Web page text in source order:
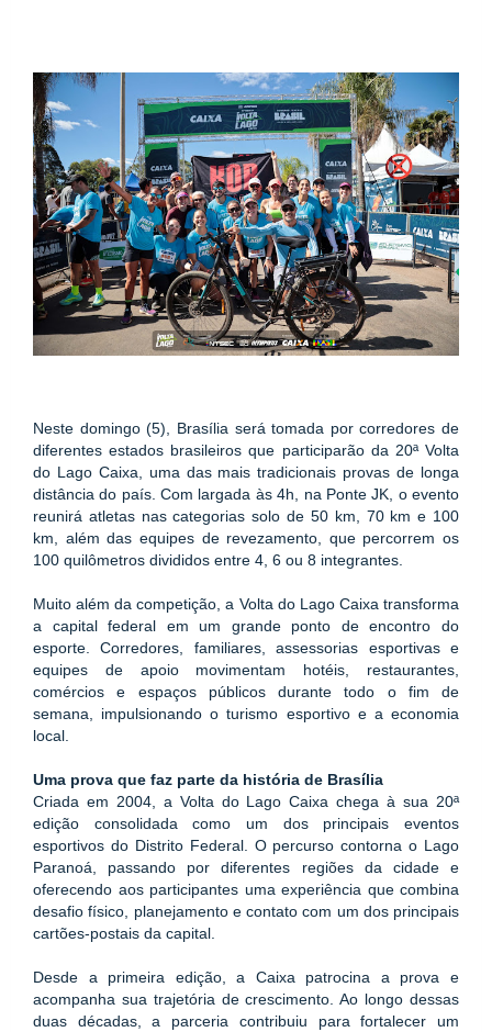
Neste domingo (5), Brasília será tomada por corredores de
diferentes estados brasileiros que participarão da 20ª Volta
do Lago Caixa, uma das mais tradicionais provas de longa
distância do país. Com largada às 4h, na Ponte JK, o evento
reunirá atletas nas categorias solo de 50 km, 70 km e 100
km, além das equipes de revezamento, que percorrem os
100 quilômetros divididos entre 4, 6 ou 8 integrantes.
Muito além da competição, a Volta do Lago Caixa transforma
a capital federal em um grande ponto de encontro do
esporte. Corredores, familiares, assessorias esportivas e
equipes de apoio movimentam hotéis, restaurantes,
comércios e espaços públicos durante todo o fim de
semana, impulsionando o turismo esportivo e a economia
local.
Uma prova que faz parte da história de Brasília
Criada em 2004, a Volta do Lago Caixa chega à sua 20ª
edição consolidada como um dos principais eventos
esportivos do Distrito Federal. O percurso contorna o Lago
Paranoá, passando por diferentes regiões da cidade e
oferecendo aos participantes uma experiência que combina
desafio físico, planejamento e contato com um dos principais
cartões-postais da capital.
Desde a primeira edição, a Caixa patrocina a prova e
acompanha sua trajetória de crescimento. Ao longo dessas
duas décadas, a parceria contribuiu para fortalecer um